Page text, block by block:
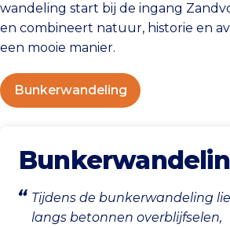
wandeling start bij de ingang
en combineert natuur, historie en
een mooie manier.
Bunkerwandeling
Tijdens de bunkerwandeling
langs betonnen overblijfselen,